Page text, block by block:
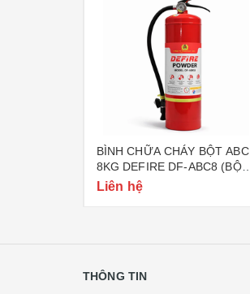
BÌNH CHỮA CHÁY BỘT ABC
8KG DEFIRE DF-ABC8 (BỘ
CÔNG AN)
Liên hệ
THÔNG TIN